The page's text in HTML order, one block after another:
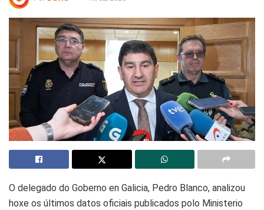
O delegado do Goberno en Galicia, Pedro Blanco, analizou
hoxe os últimos datos oficiais publicados polo Ministerio